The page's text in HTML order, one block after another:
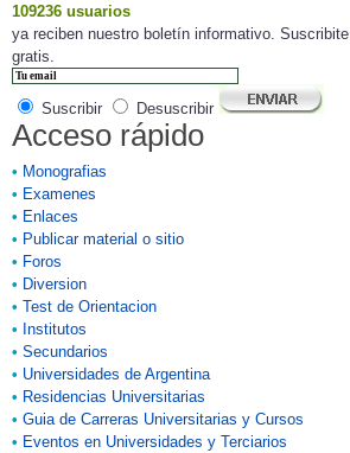
109236 usuarios
ya reciben nuestro boletín informativo. Suscribite
gratis.
Suscribir Desuscribir
Acceso rápido
• Monografias
• Examenes
• Enlaces
• Publicar material o sitio
• Foros
• Diversion
• Test de Orientacion
• Institutos
• Secundarios
• Universidades de Argentina
• Residencias Universitarias
• Guia de Carreras Universitarias y Cursos
• Eventos en Universidades y Terciarios